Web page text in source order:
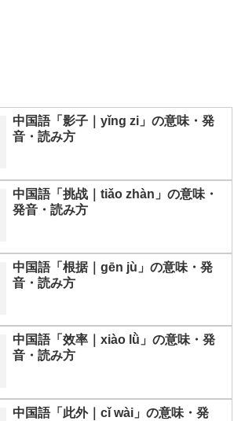
中国語「影子｜yǐng zi」の意味・発
音・読み方
中国語「挑战｜tiǎo zhàn」の意味・
発音・読み方
中国語「根据｜gēn jù」の意味・発
音・読み方
中国語「效率｜xiào lǜ」の意味・発
音・読み方
中国語「此外｜cǐ wài」の意味・発